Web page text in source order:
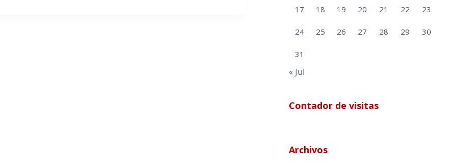
17 18 19 20 21 22 23
24 25 26 27 28 29 30
31
« Jul
Contador de visitas
Archivos